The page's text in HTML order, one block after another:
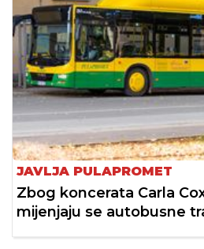
JAVLJA PULAPROMET
Zbog koncerata Carla
mijenjaju se autobusne